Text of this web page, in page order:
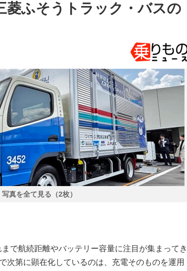
菱ふそうトラック・バスの
写真を全て見る（2枚）
で航続距離やバッテリー容量に注目が集まってき
次第に顕在化しているのは、充電そのものを運用